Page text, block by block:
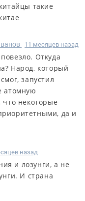
такие
11 месяцев назад
Откуда
Народ, который
запустил
атомную
что некоторые
да и
назад
и лозунги, а не
И страна